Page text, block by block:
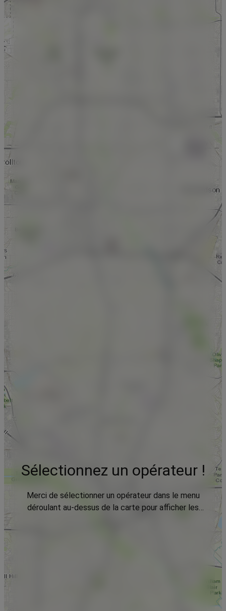
Sélectionnez un opérateur !
Merci de sélectionner un opérateur dans le menu
déroulant au-dessus de la carte pour afficher les